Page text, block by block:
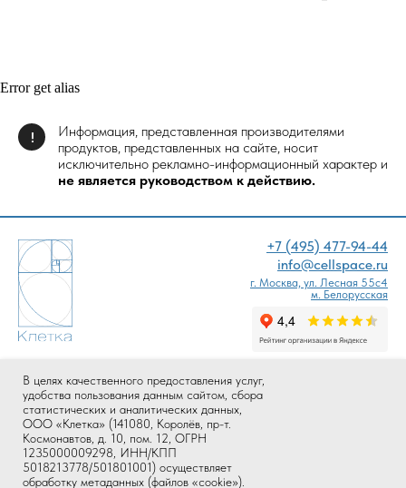
Четкое распознавание границ между PRP и
PRP;
Устойчивое дно облегчает процесс подготовки
к процедуре;
ЭКОНОМИЧЕСКАЯ ВЫГОДА:
Подходит для всех видов центрифуг;
Регистрационное удостоверение invivo и
invitro;
Error get alias
!
Информация, представленная производителями
продуктов, представленных на сайте, носит
исключительно рекламно-информационный характер и
не является руководством к действию.
ВАЖНОЕ ПОКУПАТЕЛЮ
Все товары
Новинки
Хиты продаж
Мероприятия
FAQ
Доставка и оплата
Программа лояльности
+7 (495) 477-94-44
info@cellspace.ru
г. Москва, ул. Лесная 55с4
м. Белорусская
В целях качественного предоставления услуг,
удобства пользования данным сайтом, сбора
статистических и аналитических данных,
ООО «Клетка» (141080, Королёв, пр-т.
Космонавтов, д. 10, пом. 12, ОГРН
1235000009298, ИНН/КПП
5018213778/501801001) осуществляет
обработку метаданных (файлов «cookie»).